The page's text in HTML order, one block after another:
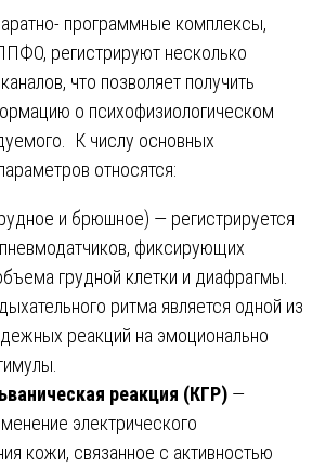
программные комплексы,
регистрируют несколько
что позволяет получить
о психофизиологическом
К числу основных
относятся:
и брюшное) — регистрируется
фиксирующих
грудной клетки и диафрагмы.
ритма является одной из
реакций на эмоционально
реакция (КГР) —
электрического
кожи, связанное с активностью